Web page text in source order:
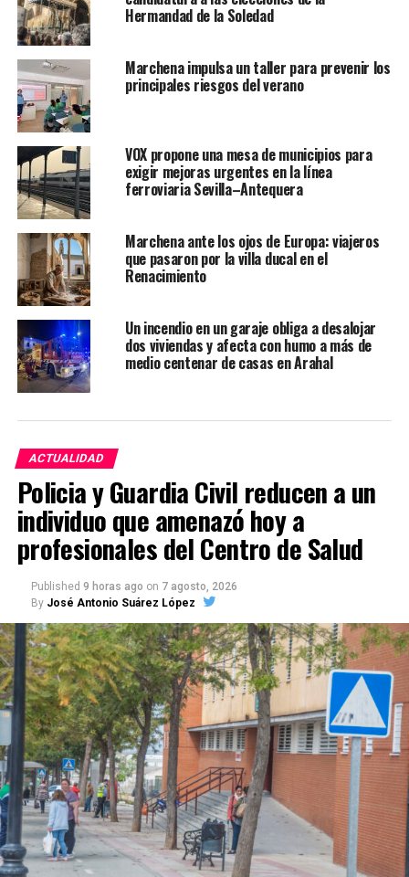
Hermandad de la Soledad
Marchena impulsa un taller para prevenir los
principales riesgos del verano
VOX propone una mesa de municipios para
exigir mejoras urgentes en la línea
ferroviaria Sevilla–Antequera
Marchena ante los ojos de Europa: viajeros
que pasaron por la villa ducal en el
Renacimiento
Un incendio en un garaje obliga a desalojar
dos viviendas y afecta con humo a más de
medio centenar de casas en Arahal
ACTUALIDAD
Policia y Guardia Civil reducen a un
individuo que amenazó hoy a
profesionales del Centro de Salud
Published 9 horas ago on 7 agosto, 2026
By José Antonio Suárez López